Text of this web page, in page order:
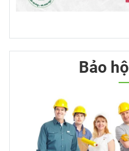
Bảo